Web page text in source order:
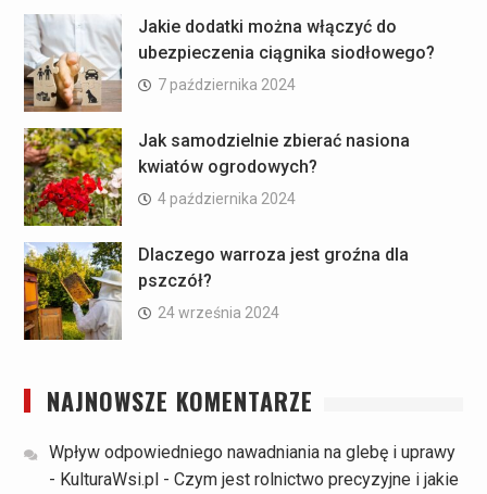
Jakie dodatki można włączyć do
ubezpieczenia ciągnika siodłowego?
7 października 2024
Jak samodzielnie zbierać nasiona
kwiatów ogrodowych?
4 października 2024
Dlaczego warroza jest groźna dla
pszczół?
24 września 2024
NAJNOWSZE KOMENTARZE
Wpływ odpowiedniego nawadniania na glebę i uprawy
- KulturaWsi.pl - Czym jest rolnictwo precyzyjne i jakie